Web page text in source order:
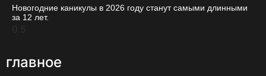
Новогодние каникулы в 2026 году станут самыми длинными
за 12 лет.
главное